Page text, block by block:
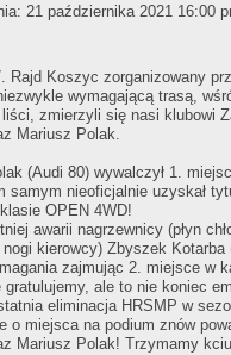
21 października 2021 16:00
Rajd Koszyc zorganizowany
wymagającą trasą,
zmierzyli się nasi klubowi
Mariusz Polak.
(Audi 80) wywalczył 1.
samym nieoficjalnie uzyskał
OPEN 4WD!
awarii nagrzewnicy (płyn
nogi kierowcy) Zbyszek Kotarba
zajmując 2. miejsce w
gratulujemy, ale to nie koniec
eliminacja HRSMP w
o miejsca na podium znów
Mariusz Polak! Trzymamy